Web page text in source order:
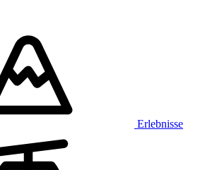
Erlebnisse